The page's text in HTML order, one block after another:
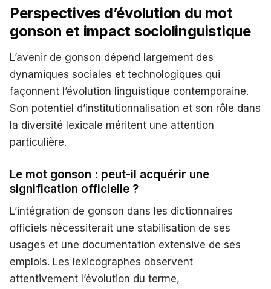
Perspectives d’évolution du mot
gonson et impact sociolinguistique
L’avenir de gonson dépend largement des
dynamiques sociales et technologiques qui
façonnent l’évolution linguistique contemporaine.
Son potentiel d’institutionnalisation et son rôle dans
la diversité lexicale méritent une attention
particulière.
Le mot gonson : peut-il acquérir une
signification officielle ?
L’intégration de gonson dans les dictionnaires
officiels nécessiterait une stabilisation de ses
usages et une documentation extensive de ses
emplois. Les lexicographes observent
attentivement l’évolution du terme,